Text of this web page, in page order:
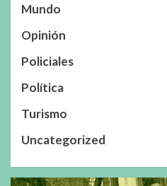
Mundo
Opinión
Policiales
Política
Turismo
Uncategorized